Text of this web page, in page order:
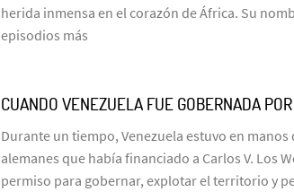
herida inmensa en el corazón de África. Su
episodios más
CUANDO VENEZUELA FUE GOBERNADA
Durante un tiempo, Venezuela estuvo en
alemanes que había financiado a Carlos V. Los
permiso para gobernar, explotar el territorio y